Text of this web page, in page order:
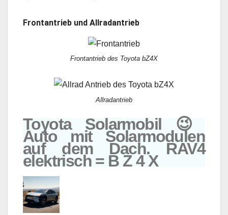
Frontantrieb und Allradantrieb
Frontantrieb des Toyota bZ4X
Allradantrieb
Toyota Solarmobil 😉
Auto mit Solarmodulen
auf dem Dach. RAV4
elektrisch = B Z 4 X